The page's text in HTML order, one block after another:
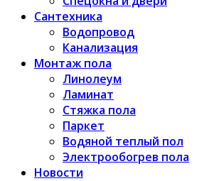
Сантехника
Водопровод
Канализация
Монтаж пола
Линолеум
Ламинат
Стяжка пола
Паркет
Водяной теплый пол
Электрообогрев пола
Новости